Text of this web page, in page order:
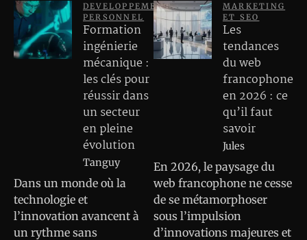
DEVELOPPEMENT
PERSONNEL
Formation
ingénierie
mécanique :
les clés pour
réussir dans
un secteur
en pleine
évolution
Tanguy
Dans un monde où la
technologie et
l’innovation avancent à
un rythme sans
MARKETING
ET SEO
Les
tendances
du web
francophone
en 2026 : ce
qu’il faut
savoir
Jules
En 2026, le paysage du
web francophone ne cesse
de se métamorphoser
sous l’impulsion
d’innovations majeures et